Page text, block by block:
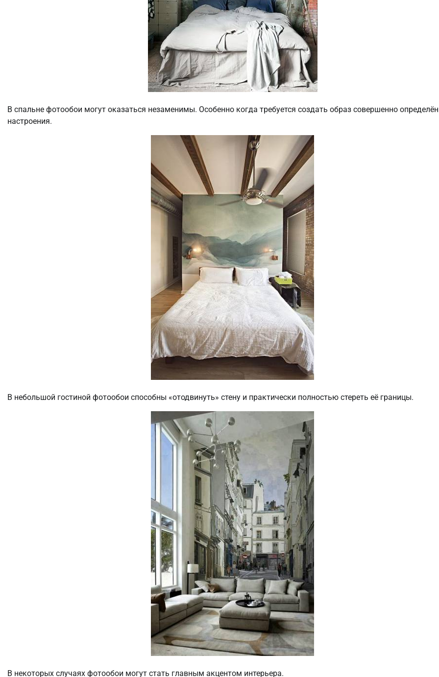
В спальне фотообои могут оказаться незаменимы. Особенно когда требуется создать образ совершенно
настроения.
В небольшой гостиной фотообои способны «отодвинуть» стену и практически полностью стереть её границы.
В некоторых случаях фотообои могут стать главным акцентом интерьера.